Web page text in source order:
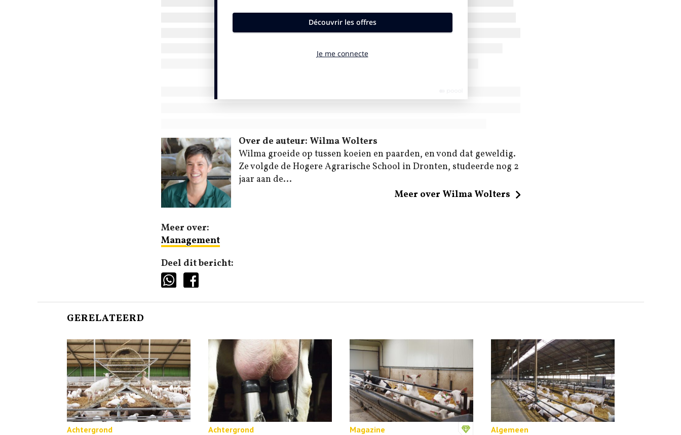
Over de auteur: Wilma Wolters
Wilma groeide op tussen koeien en paarden, en vond dat geweldig.
Ze volgde de Hogere Agrarische School in Dronten, studeerde nog 2
jaar aan de...
Meer over Wilma Wolters
Meer over:
Management
Deel dit bericht:
GERELATEERD
Achtergrond Achtergrond Magazine Algemeen